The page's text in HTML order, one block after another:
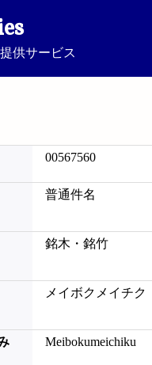
供サービス
00567560
普通件名
銘木・銘竹
メイボクメイチク
Meibokumeichiku